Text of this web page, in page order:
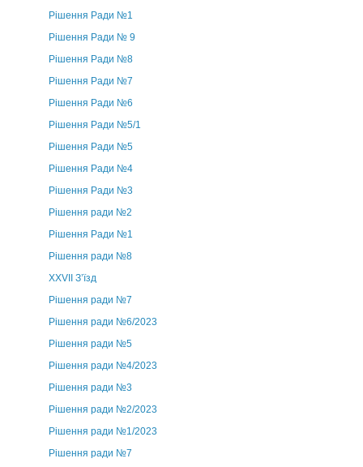
Рішення Ради №1
Рішення Ради № 9
Рішення Ради №8
Рішення Ради №7
Рішення Ради №6
Рішення Ради №5/1
Рішення Ради №5
Рішення Ради №4
Рішення Ради №3
Рішення ради №2
Рішення Ради №1
Рішення ради №8
ХХVII З’їзд
Рішення ради №7
Рішення ради №6/2023
Рішення ради №5
Рішення ради №4/2023
Рішення ради №3
Рішення ради №2/2023
Рішення ради №1/2023
Рішення ради №7